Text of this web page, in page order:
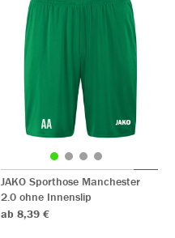
JAKO Sporthose Manchester
2.0 ohne Innenslip
ab 8,39 €